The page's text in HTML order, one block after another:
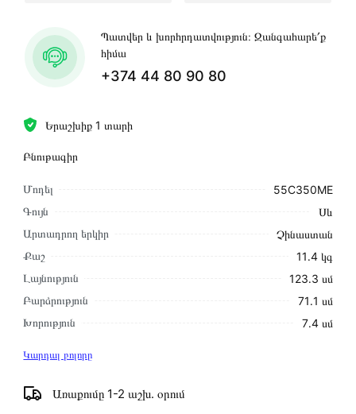
Երաշխիք 1 տարի
Բնութագիր
Մոդել
55C350ME
Գույն
Սև
Արտադրող երկիր
Չինաստան
Քաշ
11․4 կգ
Լայնություն
123․3 սմ
Բարձրություն
71․1 սմ
Խորություն
7․4 սմ
Կարդալ բոլորը
Առաքումը 1-2 աշխ․ օրում
Պատվեր և խորհրդատվություն։ Զանգահարե՛ք
հիմա
+374 44 80 90 80